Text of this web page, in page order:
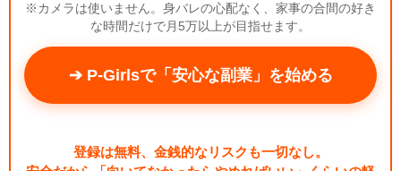
※カメラは使いません。身バレの心配なく、家事の合間の好き
な時間だけで月5万以上が目指せます。
➔ P-Girlsで「安心な副業」を始める
登録は無料、金銭的なリスクも一切なし。